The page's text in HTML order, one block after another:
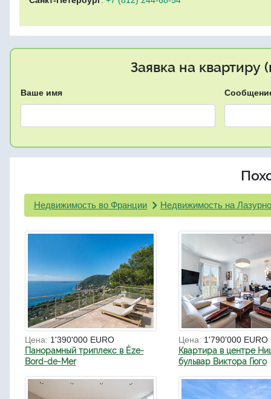
Заявка на квартиру
Ваше имя
Недвижимость во Франции Недвижимость на
Цена: 1'390'000 EURO
Панорамный триплекс в Èze-
Bord-de-Mer
Цена: 1'790'000 EURO
Квартира в центре
бульвар Виктора Гюго